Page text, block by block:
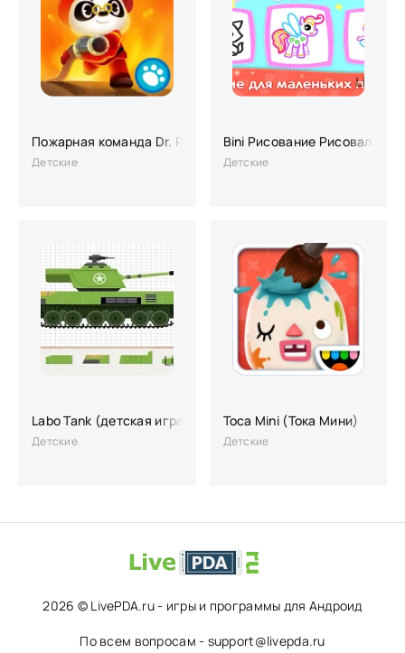
Пожарная команда Dr. Panda
Детские
Bini Рисование Рисовалка
Детские
Labo Tank (детская игра)
Детские
Toca Mini (Тока Мини)
Детские
2026 © LivePDA.ru - игры и программы для Андроид
По всем вопросам - support@livepda.ru